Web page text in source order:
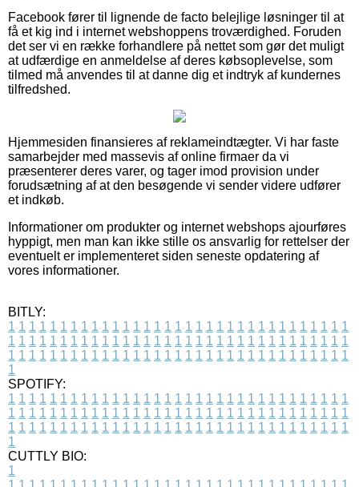
Facebook fører til lignende de facto belejlige løsninger til at
få et kig ind i internet webshoppens troværdighed. Foruden
det ser vi en række forhandlere på nettet som gør det muligt
at udfærdige en anmeldelse af deres købsoplevelse, som
tilmed må anvendes til at danne dig et indtryk af kundernes
tilfredshed.
Hjemmesiden finansieres af reklameindtægter. Vi har faste
samarbejder med massevis af online firmaer da vi
præsenterer deres varer, og tager imod provision under
forudsætning af at den besøgende vi sender videre udfører
et indkøb.
Informationer om produkter og internet webshops ajourføres
hyppigt, men man kan ikke stille os ansvarlig for rettelser der
eventuelt er implementeret siden seneste opdatering af
vores informationer.
BITLY:
1 1 1 1 1 1 1 1 1 1 1 1 1 1 1 1 1 1 1 1 1 1 1 1 1 1 1 1 1 1 1 1 1
1 1 1 1 1 1 1 1 1 1 1 1 1 1 1 1 1 1 1 1 1 1 1 1 1 1 1 1 1 1 1 1 1
1 1 1 1 1 1 1 1 1 1 1 1 1 1 1 1 1 1 1 1 1 1 1 1 1 1 1 1 1 1 1 1 1
1
SPOTIFY:
1 1 1 1 1 1 1 1 1 1 1 1 1 1 1 1 1 1 1 1 1 1 1 1 1 1 1 1 1 1 1 1 1
1 1 1 1 1 1 1 1 1 1 1 1 1 1 1 1 1 1 1 1 1 1 1 1 1 1 1 1 1 1 1 1 1
1 1 1 1 1 1 1 1 1 1 1 1 1 1 1 1 1 1 1 1 1 1 1 1 1 1 1 1 1 1 1 1 1
1
CUTTLY BIO:
1